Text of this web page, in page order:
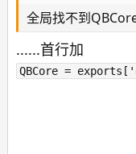
全局找不到
......首行加
QBCore =